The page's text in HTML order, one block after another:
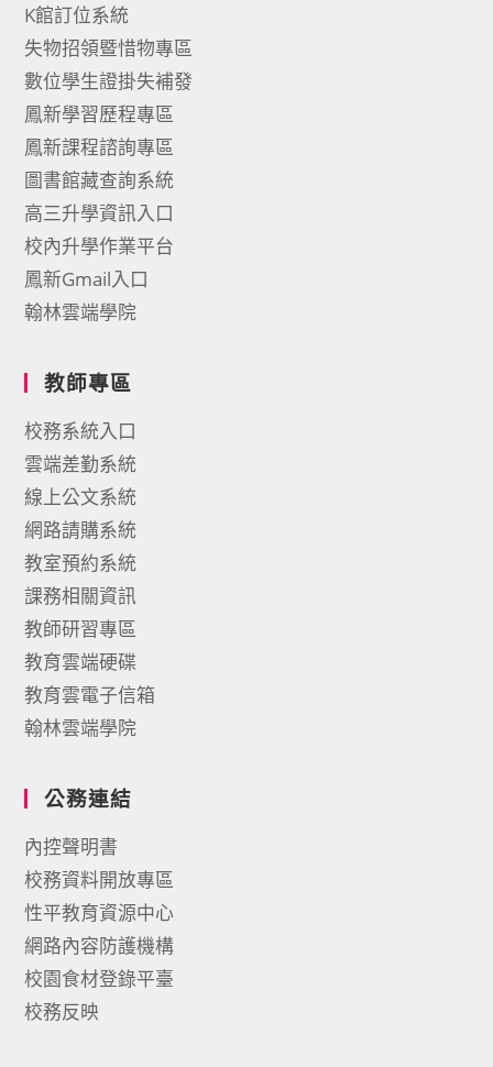
K館訂位系統
失物招領暨惜物專區
數位學生證掛失補發
鳳新學習歷程專區
鳳新課程諮詢專區
圖書館藏查詢系統
高三升學資訊入口
校內升學作業平台
鳳新Gmail入口
翰林雲端學院
教師專區
校務系統入口
雲端差勤系統
線上公文系統
網路請購系統
教室預約系統
課務相關資訊
教師研習專區
教育雲端硬碟
教育雲電子信箱
翰林雲端學院
公務連結
內控聲明書
校務資料開放專區
性平教育資源中心
網路內容防護機構
校園食材登錄平臺
校務反映